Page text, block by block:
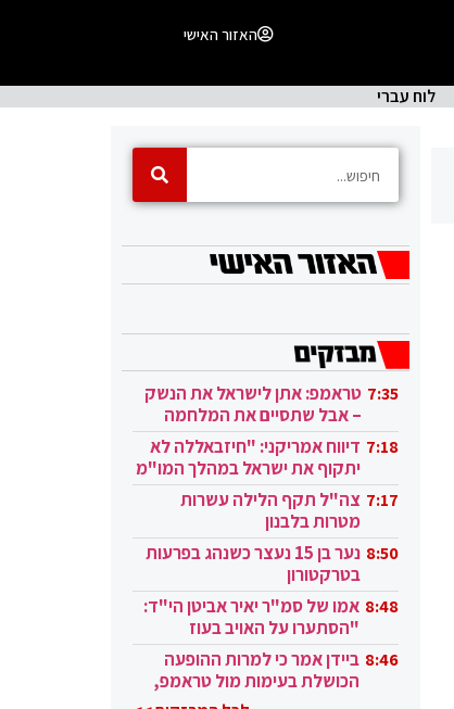
האזור האישי
לוח עברי
7:35 טראמפ: אתן לישראל את הנשק
– אבל שתסיים את המלחמה
בעזה 7:18 דיווח אמריקני: "חיזבאללה לא
יתקוף את ישראל במהלך המו"מ
בקטאר" 7:17 צה"ל תקף הלילה עשרות
מטרות בלבנון
8:50
נער בן 15 נעצר כשנהג בפרעות
בטרקטורון
8:48 אמו של סמ"ר יאיר אביטן הי"ד:
"הסתערו על האויב בעוז
ובגבורה" 8:46 ביידן אמר כי למרות ההופעה
הכושלת בעימות מול טראמפ,